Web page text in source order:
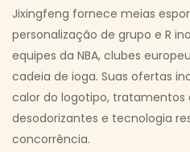
Jixingfeng fornece meias
personalização de grupo e R
equipes da NBA, clubes
cadeia de ioga. Suas ofertas
calor do logotipo, tratamentos
desodorizantes e tecnologia
concorrência.